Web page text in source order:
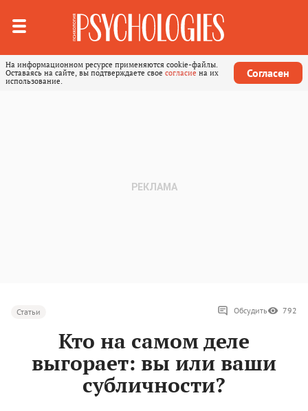
На информационном ресурсе применяются cookie-файлы.
Оставаясь на сайте, вы подтверждаете свое согласие на их
использование.
Согласен
Статьи Обсудить 792
Кто на самом деле
выгорает: вы или ваши
субличности?